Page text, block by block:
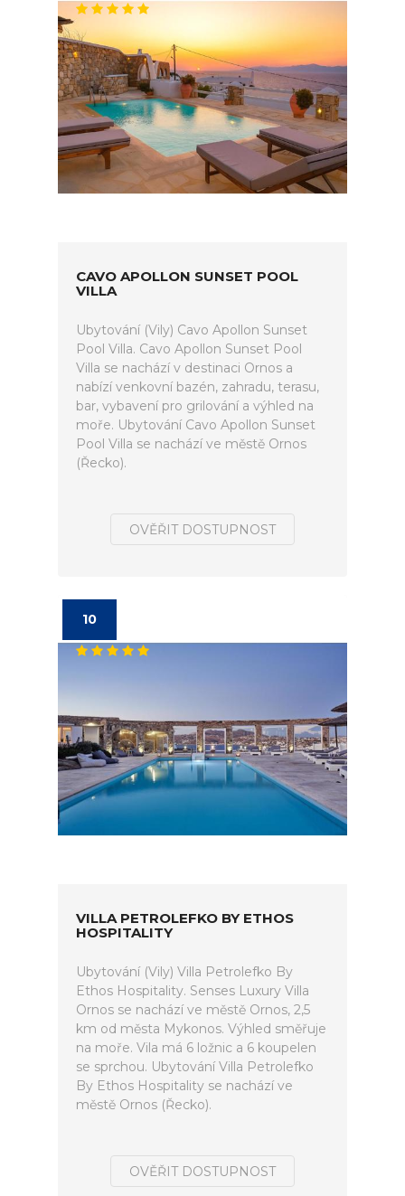
CAVO APOLLON SUNSET POOL
VILLA
Ubytování (Vily) Cavo Apollon Sunset
Pool Villa. Cavo Apollon Sunset Pool
Villa se nachází v destinaci Ornos a
nabízí venkovní bazén, zahradu, terasu,
bar, vybavení pro grilování a výhled na
moře. Ubytování Cavo Apollon Sunset
Pool Villa se nachází ve městě Ornos
(Řecko).
OVĚŘIT DOSTUPNOST
10
VILLA PETROLEFKO BY ETHOS
HOSPITALITY
Ubytování (Vily) Villa Petrolefko By
Ethos Hospitality. Senses Luxury Villa
Ornos se nachází ve městě Ornos, 2,5
km od města Mykonos. Výhled směřuje
na moře. Vila má 6 ložnic a 6 koupelen
se sprchou. Ubytování Villa Petrolefko
By Ethos Hospitality se nachází ve
městě Ornos (Řecko).
OVĚŘIT DOSTUPNOST